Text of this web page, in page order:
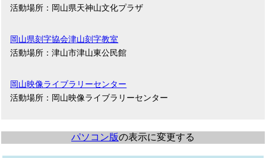
活動場所：岡山県天神山文化プラザ
岡山県刻字協会津山刻字教室
活動場所：津山市津山東公民館
岡山映像ライブラリーセンター
活動場所：岡山映像ライブラリーセンター
パソコン版の表示に変更する